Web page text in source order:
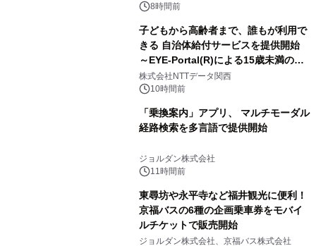
8時間前
子どもから高齢者まで、誰もが利用で
きる 自治体給付サービスを提供開始
～EYE-Portal(R)による15歳未満の本
人認証と デジタルデバイド対策で実現
～
株式会社NTTデータ関西
10時間前
「乗換案内」アプリ、 マルチモーダル
経路検索を多言語で提供開始
ジョルダン株式会社
11時間前
東尋坊や永平寺など福井観光に便利！
京福バスの6種の企画乗車券をモバイ
ルチケットで販売開始
ジョルダン株式会社、京福バス株式会社